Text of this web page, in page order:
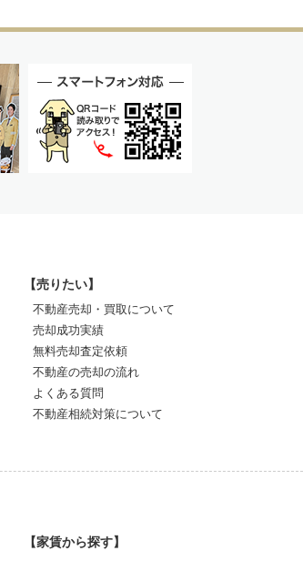
【売りたい】
不動産売却・買取について
売却成功実績
無料売却査定依頼
不動産の売却の流れ
よくある質問
不動産相続対策について
【家賃から探す】